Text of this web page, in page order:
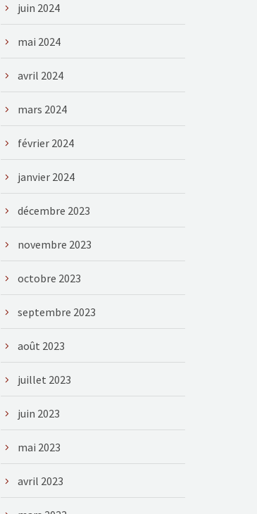
juin 2024
mai 2024
avril 2024
mars 2024
février 2024
janvier 2024
décembre 2023
novembre 2023
octobre 2023
septembre 2023
août 2023
juillet 2023
juin 2023
mai 2023
avril 2023